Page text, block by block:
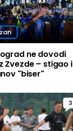
ne dovodi
Zvezde – stigao i
"biser"
3